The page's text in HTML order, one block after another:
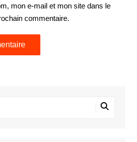
mon e-mail et mon site dans le
commentaire.